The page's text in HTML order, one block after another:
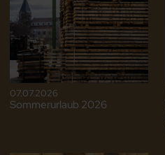
07.07.2026
Sommerurlaub 2026